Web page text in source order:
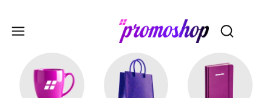
Otwórz